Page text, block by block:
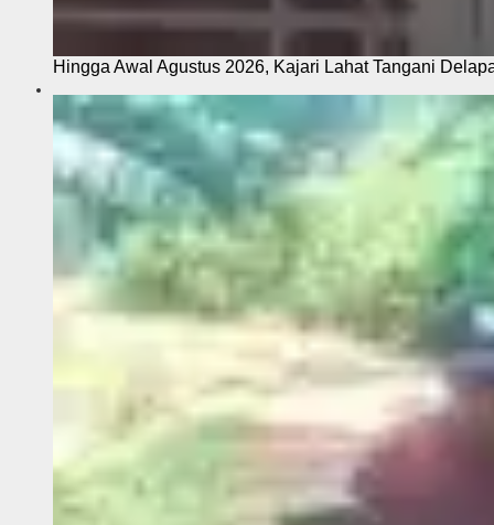
Hingga Awal Agustus 2026, Kajari Lahat Tangani